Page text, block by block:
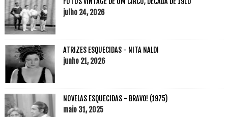
julho 24, 2026
ATRIZES ESQUECIDAS - NITA NALDI
junho 21, 2026
NOVELAS ESQUECIDAS - BRAVO! (1975)
maio 31, 2025